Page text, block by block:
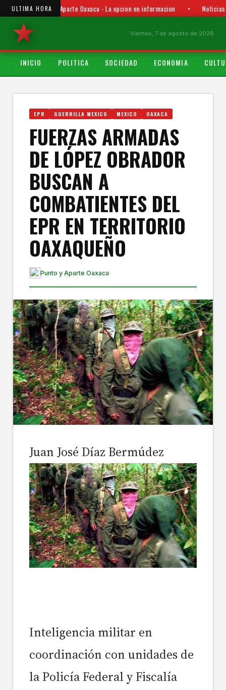
ULTIMA HORAPunto y Aparte Oaxaca - La opcion en informacion • Noticias
Viernes, 7 de agosto de 2026
INICIO POLITICA SOCIEDAD ECONOMIA
EPR GUERRILLA MEXICO MEXICO OAXACA
FUERZAS ARMADAS
DE LÓPEZ OBRADOR
BUSCAN A
COMBATIENTES DEL
EPR EN TERRITORIO
OAXAQUEÑO
Punto y Aparte Oaxaca·
Juan José Díaz Bermúdez
Inteligencia militar en
coordinación con unidades de
la Policía Federal y Fiscalía